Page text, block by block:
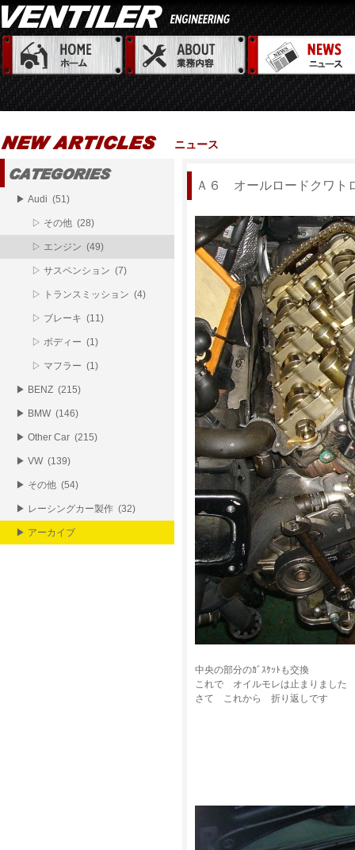
ニュース
Ａ６ オールロードクワ
中央の部分のｶﾞｽｹｯﾄも交換
これで オイルモレは止まりました
さて これから 折り返しです
▶ Audi (51)
▷ その他 (28)
▷ エンジン (49)
▷ サスペンション (7)
▷ トランスミッション (4)
▷ ブレーキ (11)
▷ ボディー (1)
▷ マフラー (1)
▶ BENZ (215)
▶ BMW (146)
▶ Other Car (215)
▶ VW (139)
▶ その他 (54)
▶ レーシングカー製作 (32)
▶ アーカイブ